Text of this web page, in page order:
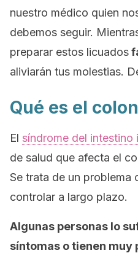
nuestro médico quien
debemos seguir.
preparar estos licuados
aliviarán tus molestias.
Qué es el
El síndrome del intestino
de salud que afecta el
Se trata de un problema
controlar a largo plazo.
Algunas personas lo
síntomas o tienen muy